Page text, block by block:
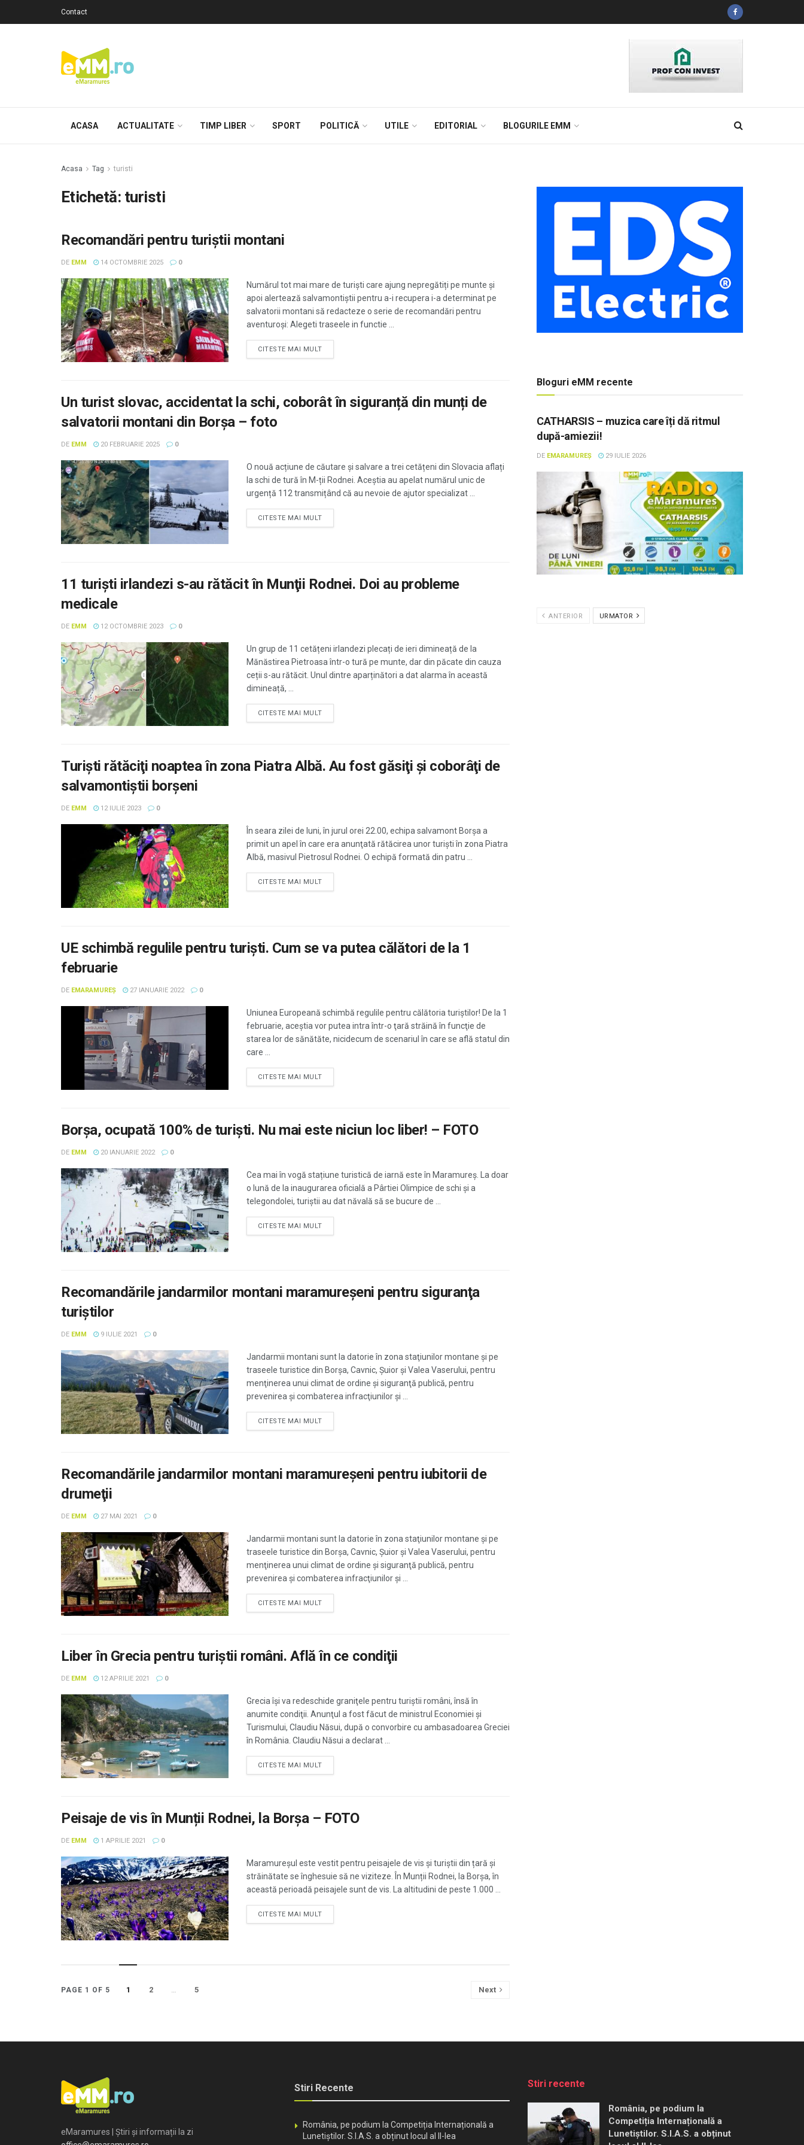
Contact
ACASA ACTUALITATE TIMP LIBER SPORT POLITICĂ UTILE EDITORIAL BLOGURILE EMM
Acasa Tag turisti
Etichetă: turisti
Recomandări pentru turiștii montani
DE EMM 14 OCTOMBRIE 2025 0
Numărul tot mai mare de turiști care ajung nepregătiți pe munte și
apoi alertează salvamontiștii pentru a-i recupera i-a determinat pe
salvatorii montani să redacteze o serie de recomandări pentru
aventuroși: Alegeti traseele in functie ...
CITESTE MAI MULT
Un turist slovac, accidentat la schi, coborât în siguranță din munți de
salvatorii montani din Borșa – foto
DE EMM 20 FEBRUARIE 2025 0
O nouă acțiune de căutare și salvare a trei cetățeni din Slovacia aflați
la schi de tură în M-ții Rodnei. Aceștia au apelat numărul unic de
urgență 112 transmițând că au nevoie de ajutor specializat ...
CITESTE MAI MULT
11 turişti irlandezi s-au rătăcit în Munţii Rodnei. Doi au probleme
medicale
DE EMM 12 OCTOMBRIE 2023 0
Un grup de 11 cetățeni irlandezi plecați de ieri dimineață de la
Mănăstirea Pietroasa într-o tură pe munte, dar din păcate din cauza
ceții s-au rătăcit. Unul dintre aparținători a dat alarma în această
dimineață, ...
CITESTE MAI MULT
Turişti rătăciţi noaptea în zona Piatra Albă. Au fost găsiţi şi coborâţi de
salvamontiştii borşeni
DE EMM 12 IULIE 2023 0
În seara zilei de luni, în jurul orei 22.00, echipa salvamont Borșa a
primit un apel în care era anunţată rătăcirea unor turiști în zona Piatra
Albă, masivul Pietrosul Rodnei. O echipă formată din patru ...
CITESTE MAI MULT
UE schimbă regulile pentru turiști. Cum se va putea călători de la 1
februarie
DE EMARAMUREȘ 27 IANUARIE 2022 0
Uniunea Europeană schimbă regulile pentru călătoria turiştilor! De la 1
februarie, aceştia vor putea intra într-o ţară străină în funcţie de
starea lor de sănătăte, nicidecum de scenariul în care se află statul din
care ...
CITESTE MAI MULT
Borșa, ocupată 100% de turiști. Nu mai este niciun loc liber! – FOTO
DE EMM 20 IANUARIE 2022 0
Cea mai în vogă stațiune turistică de iarnă este în Maramureș. La doar
o lună de la inaugurarea oficială a Pârtiei Olimpice de schi și a
telegondolei, turiștii au dat năvală să se bucure de ...
CITESTE MAI MULT
Recomandările jandarmilor montani maramureşeni pentru siguranţa
turiştilor
DE EMM 9 IULIE 2021 0
Jandarmii montani sunt la datorie în zona staţiunilor montane și pe
traseele turistice din Borșa, Cavnic, Șuior şi Valea Vaserului, pentru
menţinerea unui climat de ordine şi siguranţă publică, pentru
prevenirea şi combaterea infracţiunilor şi ...
CITESTE MAI MULT
Recomandările jandarmilor montani maramureşeni pentru iubitorii de
drumeţii
DE EMM 27 MAI 2021 0
Jandarmii montani sunt la datorie în zona staţiunilor montane și pe
traseele turistice din Borșa, Cavnic, Șuior şi Valea Vaserului, pentru
menţinerea unui climat de ordine şi siguranţă publică, pentru
prevenirea şi combaterea infracţiunilor şi ...
CITESTE MAI MULT
Liber în Grecia pentru turiştii români. Află în ce condiţii
DE EMM 12 APRILIE 2021 0
Grecia îşi va redeschide graniţele pentru turiştii români, însă în
anumite condiţii. Anunţul a fost făcut de ministrul Economiei şi
Turismului, Claudiu Năsui, după o convorbire cu ambasadoarea Greciei
în România. Claudiu Năsui a declarat ...
CITESTE MAI MULT
Peisaje de vis în Munții Rodnei, la Borșa – FOTO
DE EMM 1 APRILIE 2021 0
Maramureșul este vestit pentru peisajele de vis și turiștii din țară și
străinătate se înghesuie să ne viziteze. În Munții Rodnei, la Borșa, în
această perioadă peisajele sunt de vis. La altitudini de peste 1.000 ...
CITESTE MAI MULT
PAGE 1 OF 5 1 2 … 5 Next
Bloguri eMM recente
CATHARSIS – muzica care îți dă ritmul
după-amiezii!
DE EMARAMUREȘ 29 IULIE 2026
ANTERIOR URMATOR
eMaramures | Știri și informații la zi
Stiri Recente
România, pe podium la Competiția Internațională a
Lunetiștilor. S.I.A.S. a obținut locul al II-lea
Stiri recente
România, pe podium la
Competiția Internațională a
Lunetiștilor. S.I.A.S. a obținut